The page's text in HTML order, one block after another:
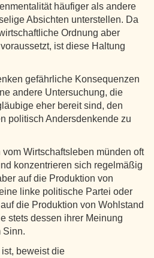
häufiger als andere
Absichten unterstellen. Da
Ordnung aber
ist diese Haltung
gefährliche Konsequenzen
andere Untersuchung, die
eher bereit sind, den
politisch Andersdenkende zu
Wirtschaftsleben münden oft
konzentrieren sich regelmäßig
auf die Produktion von
linke politische Partei oder
die Produktion von Wohlstand
stets dessen ihrer Meinung
Sinn.
beweist die